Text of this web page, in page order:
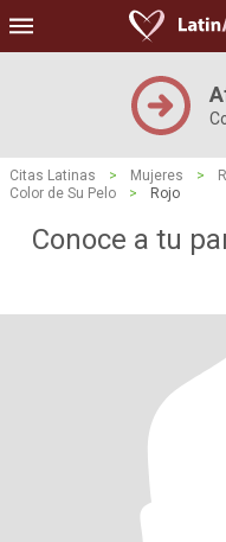
Citas Latinas > Mujeres >
Color de Su Pelo
> Rojo
Conoce a tu